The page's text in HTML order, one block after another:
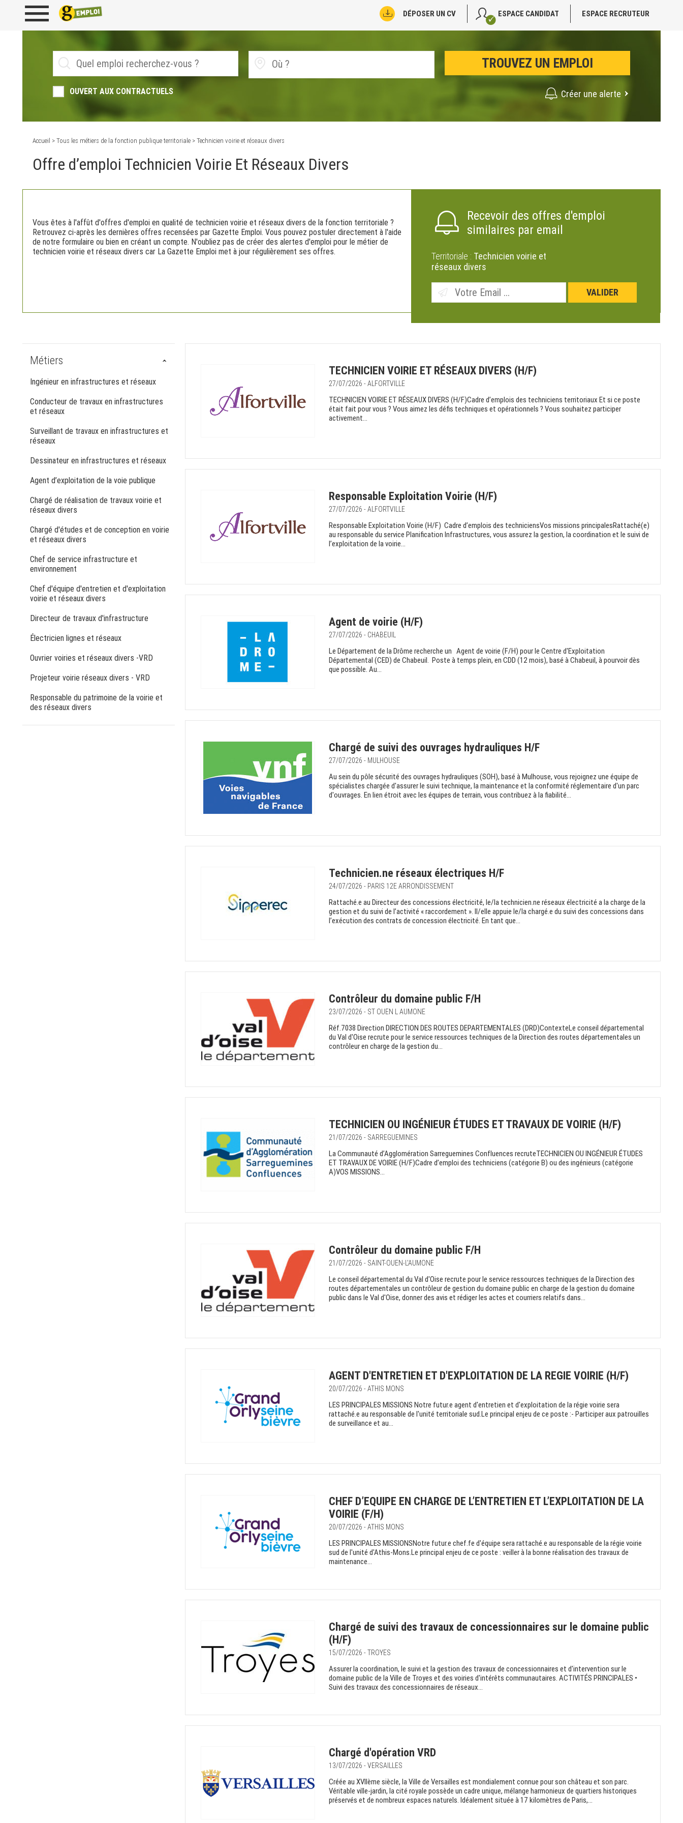
DÉPOSER UN CV ESPACE CANDIDAT ESPACE RECRUTEUR
OUVERT AUX CONTRACTUELS Créer une alerte
Accueil > Tous les métiers de la fonction publique territoriale > Technicien voirie et réseaux divers
Offre d’emploi Technicien Voirie Et Réseaux Divers
Vous êtes à l'affût d'offres d'emploi en qualité de technicien voirie et réseaux divers de la fonction territoriale ?
Retrouvez ci-après les dernières offres recensées par Gazette Emploi. Vous pouvez postuler directement à l'aide
de notre formulaire ou bien en créant un compte. N'oubliez pas de créer des alertes d'emploi pour le métier de
technicien voirie et réseaux divers car La Gazette Emploi met à jour régulièrement ses offres.
Recevoir des offres d'emploi
similaires par email
Territoriale : Technicien voirie et
réseaux divers
Métiers
Ingénieur en infrastructures et réseaux
Conducteur de travaux en infrastructures
et réseaux
Surveillant de travaux en infrastructures et
réseaux
Dessinateur en infrastructures et réseaux
Agent d’exploitation de la voie publique
Chargé de réalisation de travaux voirie et
réseaux divers
Chargé d'études et de conception en voirie
et réseaux divers
Chef de service infrastructure et
environnement
Chef d'équipe d'entretien et d'exploitation
voirie et réseaux divers
Directeur de travaux d'infrastructure
Électricien lignes et réseaux
Ouvrier voiries et réseaux divers -VRD
Projeteur voirie réseaux divers - VRD
Responsable du patrimoine de la voirie et
des réseaux divers
TECHNICIEN VOIRIE ET RÉSEAUX DIVERS (H/F)
27/07/2026 - ALFORTVILLE
TECHNICIEN VOIRIE ET RÉSEAUX DIVERS (H/F)Cadre d’emplois des techniciens territoriaux Et si ce poste
était fait pour vous ? Vous aimez les défis techniques et opérationnels ? Vous souhaitez participer
activement...
Responsable Exploitation Voirie (H/F)
27/07/2026 - ALFORTVILLE
Responsable Exploitation Voirie (H/F) Cadre d’emplois des techniciensVos missions principalesRattaché(e)
au responsable du service Planification Infrastructures, vous assurez la gestion, la coordination et le suivi de
l’exploitation de la voirie...
Agent de voirie (H/F)
27/07/2026 - CHABEUIL
Le Département de la Drôme recherche un Agent de voirie (F/H) pour le Centre d'Exploitation
Départemental (CED) de Chabeuil. Poste à temps plein, en CDD (12 mois), basé à Chabeuil, à pourvoir dès
que possible. Au...
Chargé de suivi des ouvrages hydrauliques H/F
27/07/2026 - MULHOUSE
Au sein du pôle sécurité des ouvrages hydrauliques (SOH), basé à Mulhouse, vous rejoignez une équipe de
spécialistes chargée d'assurer le suivi technique, la maintenance et la conformité réglementaire d'un parc
d'ouvrages. En lien étroit avec les équipes de terrain, vous contribuez à la fiabilité...
Technicien.ne réseaux électriques H/F
24/07/2026 - PARIS 12E ARRONDISSEMENT
Rattaché.e au Directeur des concessions électricité, le/la technicien.ne réseaux électricité a la charge de la
gestion et du suivi de l’activité « raccordement ». Il/elle appuie le/la chargé.e du suivi des concessions dans
l’exécution des contrats de concession électricité. En tant que...
Contrôleur du domaine public F/H
23/07/2026 - ST OUEN L AUMONE
Réf.7038 Direction DIRECTION DES ROUTES DEPARTEMENTALES (DRD)ContexteLe conseil départemental
du Val d'Oise recrute pour le service ressources techniques de la Direction des routes départementales un
contrôleur en charge de la gestion du...
TECHNICIEN OU INGÉNIEUR ÉTUDES ET TRAVAUX DE VOIRIE (H/F)
21/07/2026 - SARREGUEMINES
La Communauté d’Agglomération Sarreguemines Confluences recruteTECHNICIEN OU INGÉNIEUR ÉTUDES
ET TRAVAUX DE VOIRIE (H/F)Cadre d’emploi des techniciens (catégorie B) ou des ingénieurs (catégorie
A)VOS MISSIONS...
Contrôleur du domaine public F/H
21/07/2026 - SAINT-OUEN-L'AUMONE
Le conseil départemental du Val d'Oise recrute pour le service ressources techniques de la Direction des
routes départementales un contrôleur de gestion du domaine public en charge de la gestion du domaine
public dans le Val d'Oise, donner des avis et rédiger les actes et courriers relatifs dans...
AGENT D'ENTRETIEN ET D'EXPLOITATION DE LA REGIE VOIRIE (H/F)
20/07/2026 - ATHIS MONS
LES PRINCIPALES MISSIONS Notre futur.e agent d'entretien et d'exploitation de la régie voirie sera
rattaché.e au responsable de l'unité territoriale sud.Le principal enjeu de ce poste :- Participer aux patrouilles
de surveillance et au...
CHEF D’EQUIPE EN CHARGE DE L’ENTRETIEN ET L’EXPLOITATION DE LA
VOIRIE (F/H)
20/07/2026 - ATHIS MONS
LES PRINCIPALES MISSIONSNotre futur.e chef.fe d'équipe sera rattaché.e au responsable de la régie voirie
sud de l'unité d'Athis-Mons.Le principal enjeu de ce poste : veiller à la bonne réalisation des travaux de
maintenance...
Chargé de suivi des travaux de concessionnaires sur le domaine public
(H/F)
15/07/2026 - TROYES
Assurer la coordination, le suivi et la gestion des travaux de concessionnaires et d'intervention sur le
domaine public de la Ville de Troyes et des voiries d'intérêts communautaires. ACTIVITÉS PRINCIPALES •
Suivi des travaux des concessionnaires de réseaux...
Chargé d'opération VRD
13/07/2026 - VERSAILLES
Créée au XVIIème siècle, la Ville de Versailles est mondialement connue pour son château et son parc.
Véritable ville-jardin, la cité royale possède un cadre unique, mélange harmonieux de quartiers historiques
préservés et de nombreux espaces naturels. Idéalement située à 17 kilomètres de Paris,...